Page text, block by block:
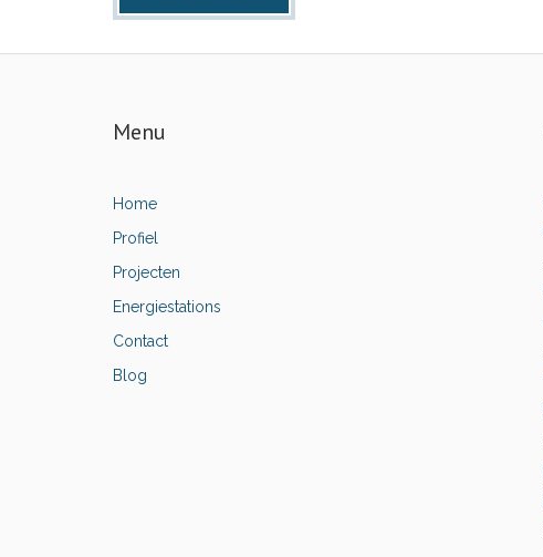
Menu
Home
Profiel
Projecten
Energiestations
Contact
Blog